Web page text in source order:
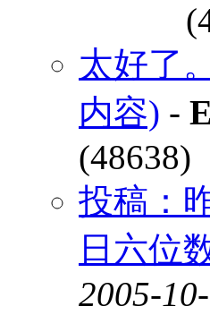
太好了
内容) -
(48638)
投稿：
日六位
2005-